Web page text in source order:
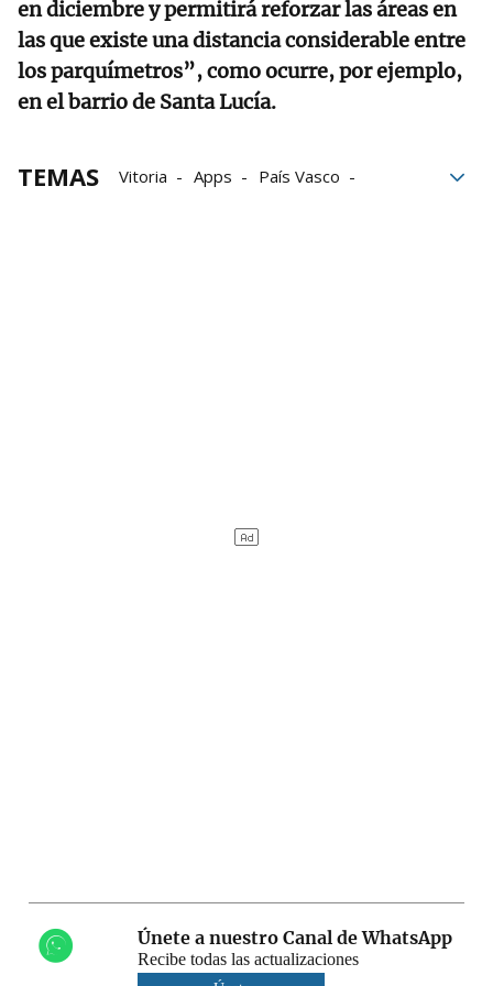
en diciembre y permitirá reforzar las áreas en
las que existe una distancia considerable entre
los parquímetros”, como ocurre, por ejemplo,
en el barrio de Santa Lucía.
TEMAS Vitoria Apps
País Vasco
Únete a nuestro Canal de WhatsApp
Recibe todas las actualizaciones